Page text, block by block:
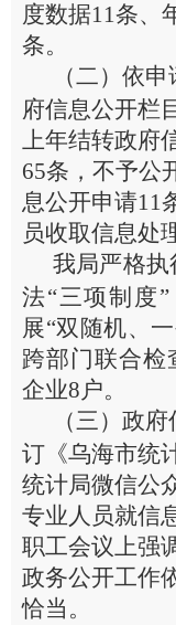
度数据11条、
条。
（二）依
府信息公开栏
上年结转政府
65条，不予公
息公开申请11
员收取信息处
我局严格执
法“三项制度
展“双随机、
跨部门联合检
企业8户。
（三）政府
订 《乌海市统
统计局微信公
专业人员就信
职工会议上强
政务公开工作
恰当。